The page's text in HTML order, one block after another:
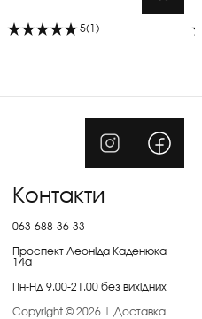
5(1)
Контакти
063-688-36-33
Проспект Леоніда Каденюка
14а
Пн-Нд 9.00-21.00 без вихідних
Copyright © 2026 | Доставка